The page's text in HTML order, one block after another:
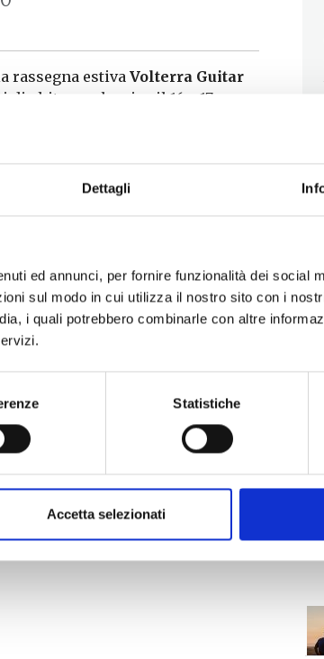
Dettagli
ed annunci, per fornire funzionalità dei social
sul modo in cui utilizza il nostro sito con i
i quali potrebbero combinarle con altre
Statistiche
Accetta selezionati
rassegna estivaVolterra Guitar
di chitarra classica il 16 e 17
sono a ingresso libero
oppure alla
esperimento di
che offre un percorso
infisiologiamusicale e
business musicaletenuti da
fama internazionale.